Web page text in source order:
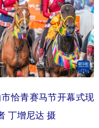
恰青赛马节开幕式现
丁增尼达 摄